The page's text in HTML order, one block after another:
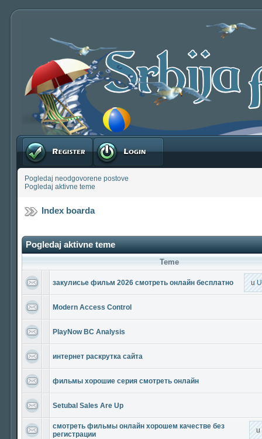
Registruj se Prijavite se
Pogledaj neodgovorene postove
Pogledaj aktivne teme
Index boarda
Pogledaj aktivne teme
Teme
закулисье фильм 2026 смотреть онлайн бесплатно u
Modern Access Control
PlayNow BC Analysis
интернет раскрутка сайта
фильмы хорошие серия смотреть онлайн
Setubal Sales Are Up
смотреть фильмы онлайн хорошем качестве без
регистрации
u